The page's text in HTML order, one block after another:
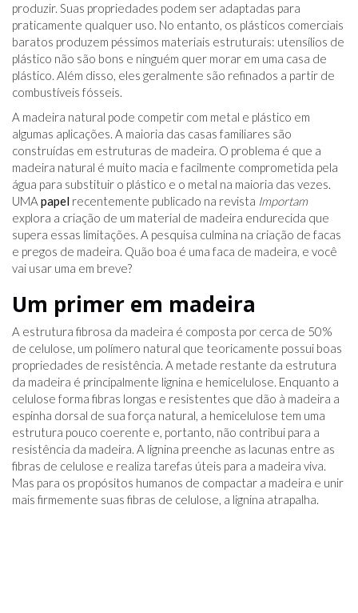
produzir. Suas propriedades podem ser adaptadas para
praticamente qualquer uso. No entanto, os plásticos comerciais
baratos produzem péssimos materiais estruturais: utensílios de
plástico não são bons e ninguém quer morar em uma casa de
plástico. Além disso, eles geralmente são refinados a partir de
combustíveis fósseis.
A madeira natural pode competir com metal e plástico em
algumas aplicações. A maioria das casas familiares são
construídas em estruturas de madeira. O problema é que a
madeira natural é muito macia e facilmente comprometida pela
água para substituir o plástico e o metal na maioria das vezes.
UMA papel recentemente publicado na revista Importam
explora a criação de um material de madeira endurecida que
supera essas limitações. A pesquisa culmina na criação de facas
e pregos de madeira. Quão boa é uma faca de madeira, e você
vai usar uma em breve?
Um primer em madeira
A estrutura fibrosa da madeira é composta por cerca de 50%
de celulose, um polímero natural que teoricamente possui boas
propriedades de resistência. A metade restante da estrutura
da madeira é principalmente lignina e hemicelulose. Enquanto a
celulose forma fibras longas e resistentes que dão à madeira a
espinha dorsal de sua força natural, a hemicelulose tem uma
estrutura pouco coerente e, portanto, não contribui para a
resistência da madeira. A lignina preenche as lacunas entre as
fibras de celulose e realiza tarefas úteis para a madeira viva.
Mas para os propósitos humanos de compactar a madeira e unir
mais firmemente suas fibras de celulose, a lignina atrapalha.